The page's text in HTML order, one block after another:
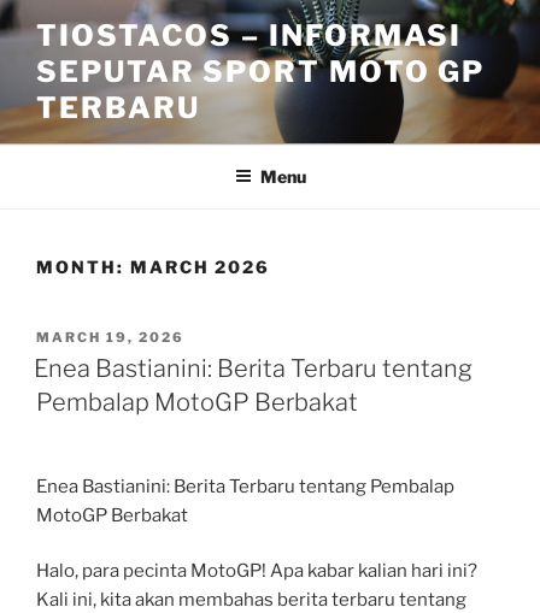
Skip
to
content
TIOSTACOS – INFORMASI
SEPUTAR SPORT MOTO GP
TERBARU
Menu
MONTH: MARCH 2026
POSTED
ON
MARCH 19, 2026
Enea Bastianini: Berita Terbaru tentang
Pembalap MotoGP Berbakat
Enea Bastianini: Berita Terbaru tentang Pembalap
MotoGP Berbakat
Halo, para pecinta MotoGP! Apa kabar kalian hari ini?
Kali ini, kita akan membahas berita terbaru tentang